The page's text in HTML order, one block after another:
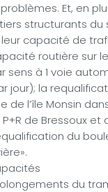
Et, en
structurants du
capacité de
routière sur
sens à 1 voie
jour); la
de l’île Monsin
de Bressoux et
du
du